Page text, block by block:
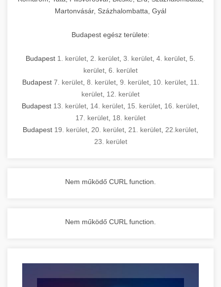
Martonvásár, Százhalombatta, Gyál
Budapest egész területe:
Budapest 1. kerület 2. kerület 3. kerület 4. kerület 5.
kerület 6. kerület
Budapest 7. kerület, 8. kerület, 9. kerület, 10. kerület, 11.
kerület 12. kerület
Budapest 13. kerület 14. kerület 15. kerület 16. kerület
17. kerület 18. kerület
Budapest 19. kerület 20. kerület 21. kerület 22.kerület
23. kerület
Nem működő CURL function.
Nem működő CURL function.